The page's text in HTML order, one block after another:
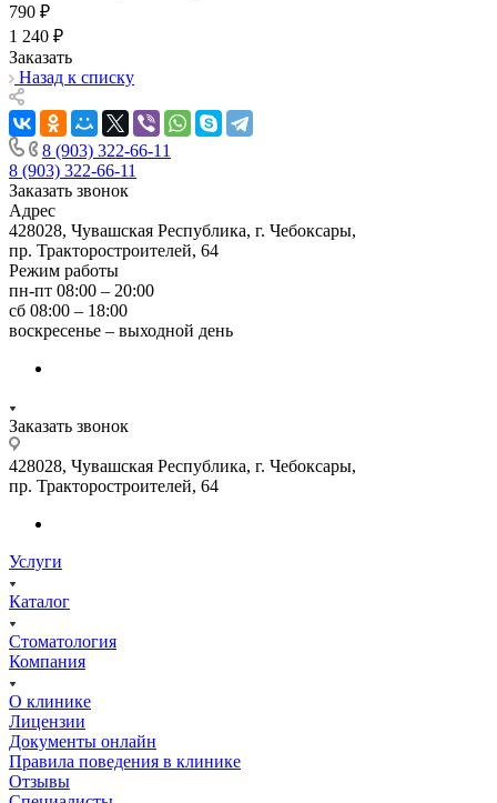
790 ₽
1 240 ₽
Заказать
Назад к списку
8 (903) 322-66-11
8 (903) 322-66-11
Заказать звонок
Адрес
428028, Чувашская Республика, г. Чебоксары,
пр. Тракторостроителей, 64
Режим работы
пн-пт 08:00 – 20:00
сб 08:00 – 18:00
воскресенье – выходной день
Заказать звонок
428028, Чувашская Республика, г. Чебоксары,
пр. Тракторостроителей, 64
Услуги
Каталог
Стоматология
Компания
О клинике
Лицензии
Документы онлайн
Правила поведения в клинике
Отзывы